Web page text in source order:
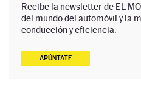
Recibe la newsletter de EL
del mundo del automóvil y la
conducción y eficiencia.
APÚNTATE